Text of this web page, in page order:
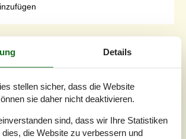
am Fjord mit Strand und
- 6200 - Aabenraa
Objekt Nr.:121-64-0801
Details
stellen sicher, dass die Website
sie daher nicht deaktivieren.
sind, dass wir Ihre Statistiken
die Website zu verbessern und